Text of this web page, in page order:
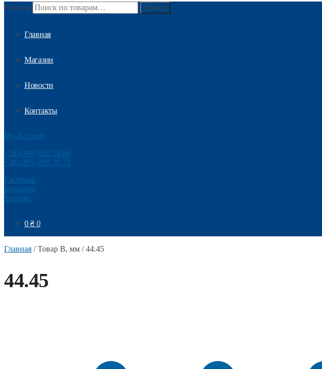
Искать: Поиск
Главная
Магазин
Новости
Контакты
My Account
+38 (098) 929 28 66
+38 (095) 859 70 73
Facebook
Instagram
Youtube
0₴ 0
Главная /Товар B, мм /44.45
44.45